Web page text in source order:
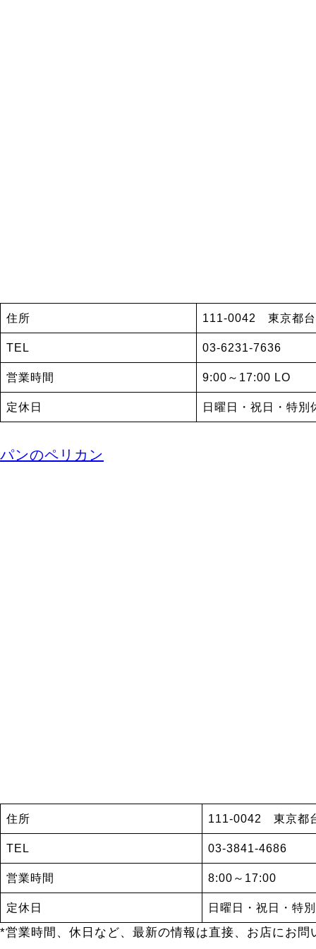
住所 111-0042 東京都
TEL 03-6231-7636
営業時間 9:00～17:00 LO
定休日 日曜日・祝日・特別
パンのペリカン
住所 111-0042 東京都
TEL 03-3841-4686
営業時間 8:00～17:00
定休日 日曜日・祝日・特
*営業時間、休日など、最新の情報は直接、お店にお問